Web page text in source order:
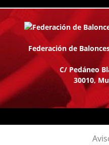
Federación de
C/ Pedáneo
30010,